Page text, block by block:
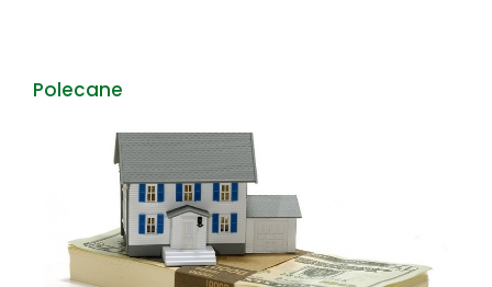
Polecane